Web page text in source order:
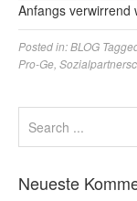
Anfangs verwirrend
Posted in:BLOG
Pro-Ge
Neueste